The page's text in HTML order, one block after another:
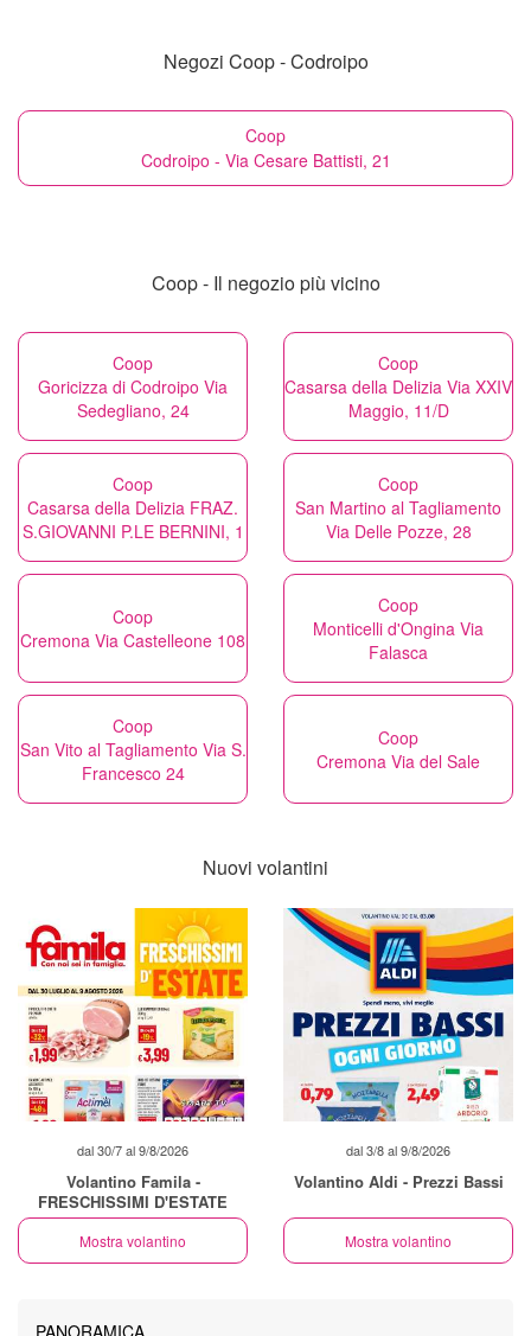
Negozi Coop - Codroipo
Coop
Codroipo - Via Cesare Battisti, 21
Coop - Il negozio più vicino
Coop
Goricizza di Codroipo Via
Sedegliano, 24
Coop
Casarsa della Delizia Via XXIV
Maggio, 11/D
Coop
Casarsa della Delizia FRAZ.
S.GIOVANNI P.LE BERNINI, 1
Coop
San Martino al Tagliamento
Via Delle Pozze, 28
Coop
Cremona Via Castelleone 108
Coop
Monticelli d'Ongina Via
Falasca
Coop
San Vito al Tagliamento Via S.
Francesco 24
Coop
Cremona Via del Sale
Nuovi volantini
dal 30/7 al 9/8/2026
Volantino Famila -
FRESCHISSIMI D'ESTATE
Mostra volantino
dal 3/8 al 9/8/2026
Volantino Aldi - Prezzi Bassi
Mostra volantino
PANORAMICA